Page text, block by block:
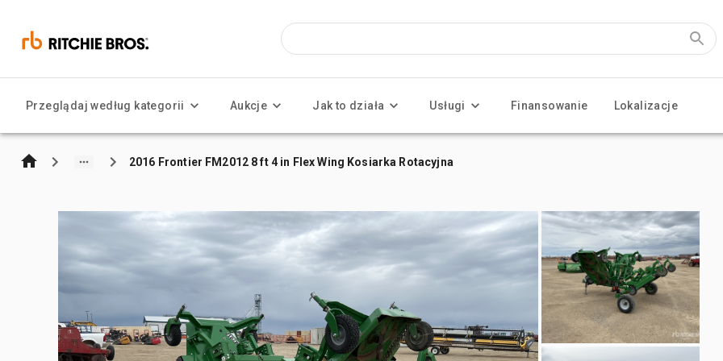
Przeglądaj według kategorii Aukcje Jak to działa Usługi Finansowanie Lokalizacje
2016 Frontier FM2012 8 ft 4 in Flex Wing Kosiarka Rotacyjna